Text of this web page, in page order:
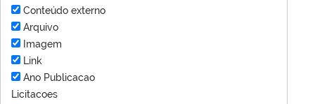
Conteúdo externo
Arquivo
Imagem
Link
Ano Publicacao
Licitacoes